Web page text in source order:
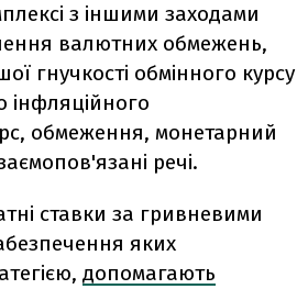
з іншими заходами
валютних обмежень,
гнучкості обмінного курсу
інфляційного
обмеження, монетарний
речі.
ставки за гривневими
яких
допомагають